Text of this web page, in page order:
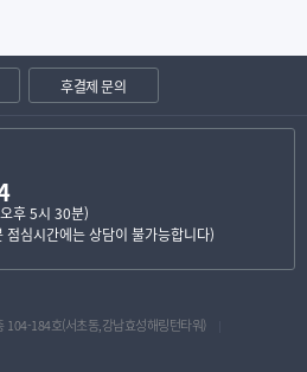
후결제 문의
후 5시 30분)
심시간에는 상담이 불가능합니다)
184호(서초동,강남효성해링턴타워)